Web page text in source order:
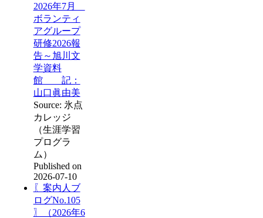
2026年7月
ボランティ
アグループ
研修2026報
告～旭川文
学資料
館 記：
山口眞由美
Source: 氷点
カレッジ
（生涯学習
プログラ
ム）
Published on
2026-07-10
〖案内人ブ
ログNo.105
〗（2026年6